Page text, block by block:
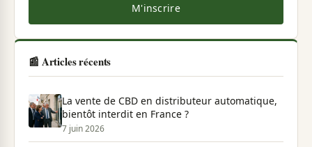
M'inscrire
📰 Articles récents
La vente de CBD en distributeur automatique,
bientôt interdit en France ?
7 juin 2026